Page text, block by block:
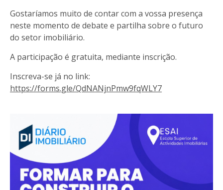
Gostaríamos muito de contar com a vossa presença
neste momento de debate e partilha sobre o futuro
do setor imobiliário.
A participação é gratuita, mediante inscrição.
Inscreva-se já no link:
https://forms.gle/QdNANjnPmw9fqWLY7